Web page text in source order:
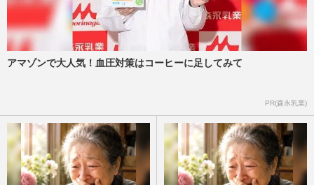
アマゾンで大人気！血圧対策はコーヒーに足してみて
PR(森永乳業)